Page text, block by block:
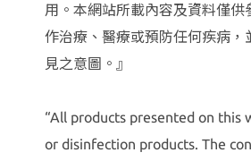
用。本網站所載內容及資料僅供
作治療、醫療或預防任何疾病，
見之意圖。』
“All products presented on this
or disinfection products. The